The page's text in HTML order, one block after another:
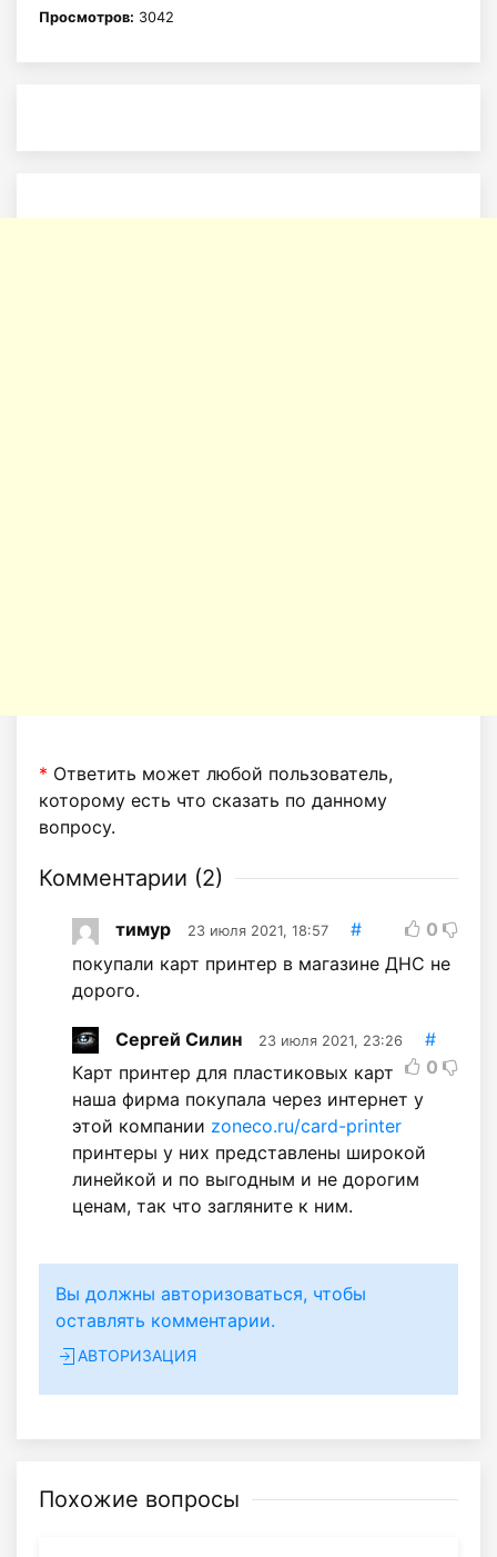
Просмотров: 3042
* Ответить может любой пользователь,
которому есть что сказать по данному
вопросу.
Комментарии (2)
тимур 23 июля 2021, 18:57 #
0
покупали карт принтер в магазине ДНС не
дорого.
Сергей Силин 23 июля 2021, 23:26
#
0
Карт принтер для пластиковых карт
наша фирма покупала через интернет у
этой компании zoneco.ru/card-printer
принтеры у них представлены широкой
линейкой и по выгодным и не дорогим
ценам, так что загляните к ним.
Вы должны авторизоваться, чтобы
оставлять комментарии.
АВТОРИЗАЦИЯ
Похожие вопросы